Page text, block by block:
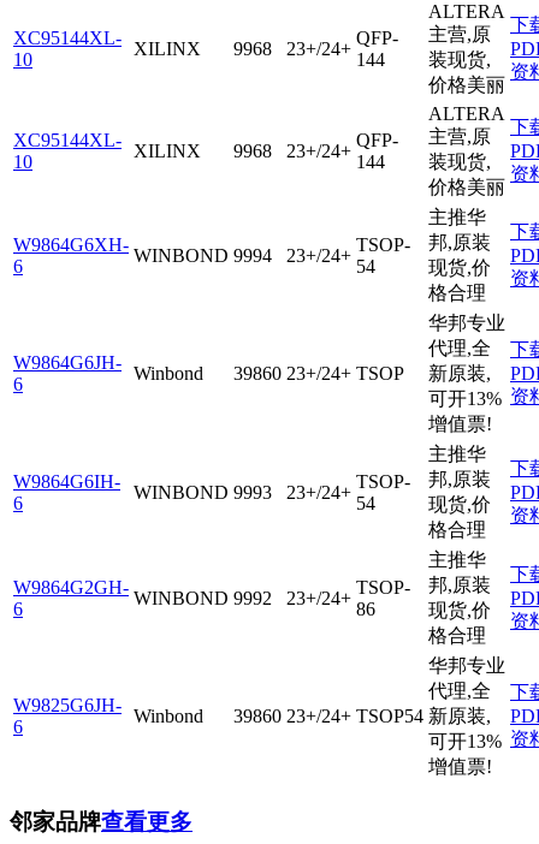
XC95144XL-
10
XILINX 9968 23+/24+
QFP-
144
ALTERA
主营,原
装现货,
价格美丽
下
资
XC95144XL-
10
XILINX 9968 23+/24+
QFP-
144
ALTERA
主营,原
装现货,
价格美丽
下
资
W9864G6XH-
6
WINBOND 9994 23+/24+
TSOP-
54
主推华
邦,原装
现货,价
格合理
下
资
W9864G6JH-
6
Winbond 39860 23+/24+ TSOP
华邦专业
代理,全
新原装,
可开13%
增值票!
下
资
W9864G6IH-
6
WINBOND 9993 23+/24+
TSOP-
54
主推华
邦,原装
现货,价
格合理
下
资
W9864G2GH-
6
WINBOND 9992 23+/24+
TSOP-
86
主推华
邦,原装
现货,价
格合理
下
资
W9825G6JH-
6
Winbond 39860 23+/24+ TSOP54
华邦专业
代理,全
新原装,
可开13%
增值票!
下
资
邻家品牌查看更多